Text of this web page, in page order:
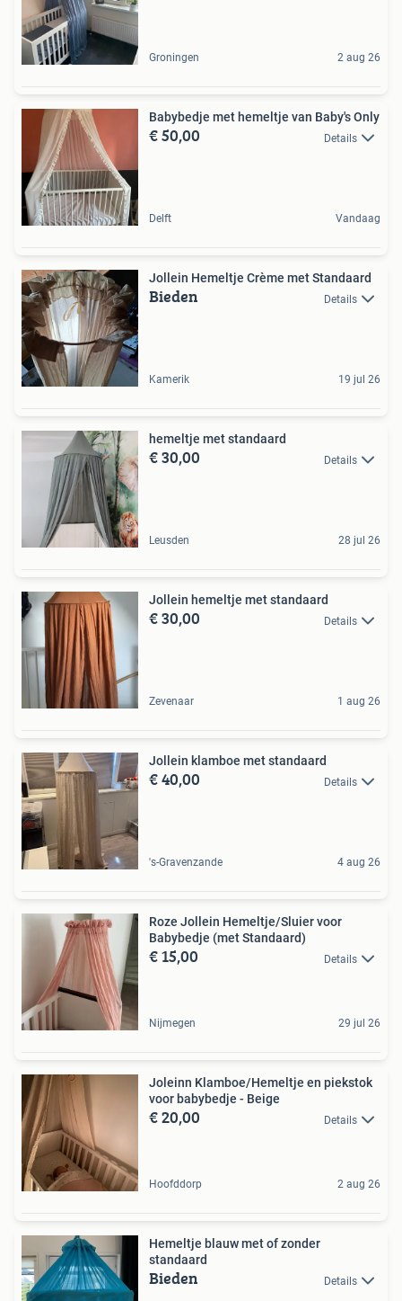
Groningen 2 aug 26
Babybedje met hemeltje van Baby's Only
€ 50,00 Details
Delft Vandaag
Jollein Hemeltje Crème met Standaard
Bieden Details
Kamerik 19 jul 26
hemeltje met standaard
€ 30,00 Details
Leusden 28 jul 26
Jollein hemeltje met standaard
€ 30,00 Details
Zevenaar 1 aug 26
Jollein klamboe met standaard
€ 40,00 Details
's-Gravenzande 4 aug 26
Roze Jollein Hemeltje/Sluier voor
Babybedje (met Standaard)
€ 15,00 Details
Nijmegen 29 jul 26
Joleinn Klamboe/Hemeltje en piekstok
voor babybedje - Beige
€ 20,00 Details
Hoofddorp 2 aug 26
Hemeltje blauw met of zonder
standaard
Bieden Details